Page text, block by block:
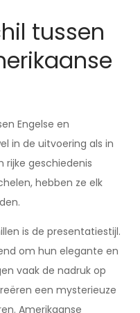
tussen
Engelse en
in de uitvoering als in
rijke geschiedenis
hebben ze elk
is de presentatiestijl.
om hun elegante en
vaak de nadruk op
een mysterieuze
Amerikaanse